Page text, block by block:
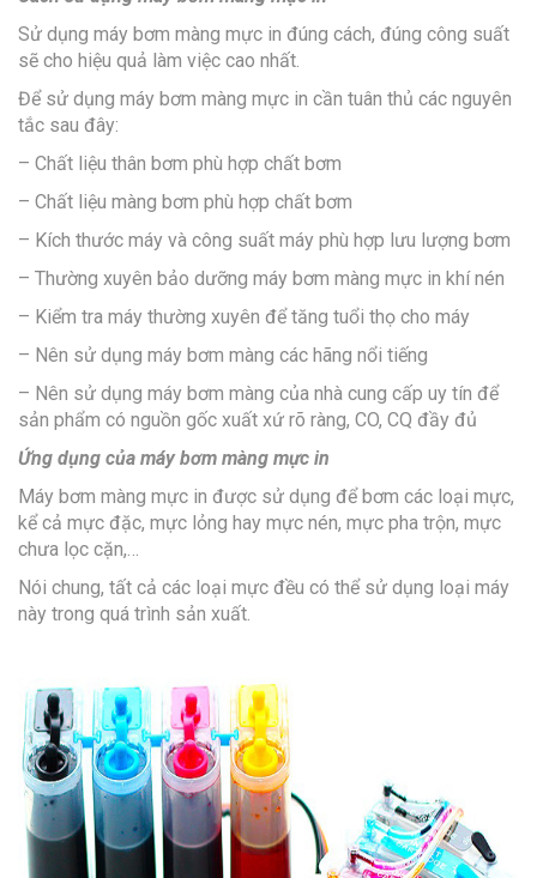
Sử dụng máy bơm màng mực in đúng cách, đúng công suất
sẽ cho hiệu quả làm việc cao nhất.
Để sử dụng máy bơm màng mực in cần tuân thủ các nguyên
tắc sau đây:
– Chất liệu thân bơm phù hợp chất bơm
– Chất liệu màng bơm phù hợp chất bơm
– Kích thước máy và công suất máy phù hợp lưu lượng bơm
– Thường xuyên bảo dưỡng máy bơm màng mực in khí nén
– Kiểm tra máy thường xuyên để tăng tuổi thọ cho máy
– Nên sử dụng máy bơm màng các hãng nổi tiếng
– Nên sử dụng máy bơm màng của nhà cung cấp uy tín để
sản phẩm có nguồn gốc xuất xứ rõ ràng, CO, CQ đầy đủ
Ứng dụng của máy bơm màng mực in
Máy bơm màng mực in được sử dụng để bơm các loại mực,
kể cả mực đặc, mực lỏng hay mực nén, mực pha trộn, mực
chưa lọc cặn,…
Nói chung, tất cả các loại mực đều có thể sử dụng loại máy
này trong quá trình sản xuất.